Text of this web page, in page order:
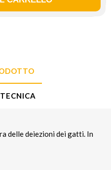
delle deiezioni dei gatti. In